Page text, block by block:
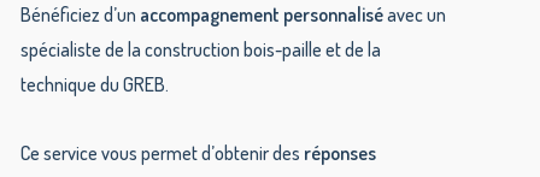
Bénéficiez d’un accompagnement personnaliséavec un
spécialiste de la construction bois-paille et de la
technique du GREB.
Ce service vous permet d’obtenir des réponses